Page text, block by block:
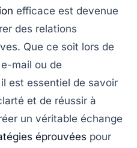
efficace est devenue
des relations
Que ce soit lors de
mail ou de
est essentiel de savoir
et de réussir à
un véritable échange
éprouvées pour